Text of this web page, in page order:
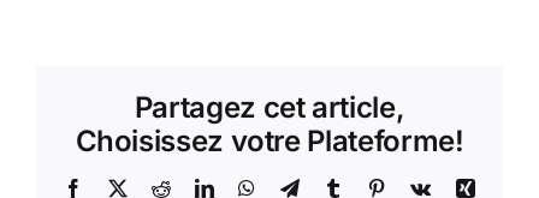
Partagez cet article,
Choisissez votre Plateforme!
Facebook
X RedditLinkedInWhatsApp
TelegramTumblr Pinterest
Vk
Xing